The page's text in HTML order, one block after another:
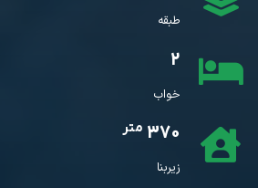
طبقه
2
خواب
370 متر
زیربنا